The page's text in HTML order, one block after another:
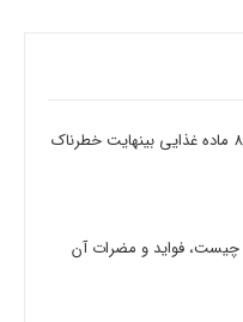
مصرف بیش از حد این 8 ماده غذایی بینهایت خطرناک
فواید و مضرات آن